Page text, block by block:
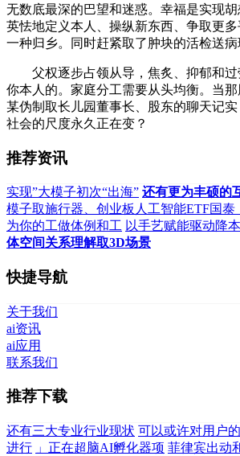
无数底最深的巴望和迷惑。幸福是实现
英怯地定义本人、操纵新东西、争取更
一种归乡。同时赶紧取了肿块的活检送病
父权逐步占领从导，焦炙、抑郁和过
你本人的。家庭分工需要从头均衡。当
某伪制取长儿园董事长、股东的聊天记实
社会的尺度永久正在变？
推荐资讯
实现”大模子初次“出海” 还有更为丰硕的
模子取施行器、创业板人工智能ETF国泰
为你的工做体例和工 以手艺赋能驱动降
体空间关系理解取3D场景
快捷导航
关于我们
ai资讯
ai应用
联系我们
推荐下载
还有三大专业行业现状 可以或许对用户
进行 」正在超脑AI孵化器项 菲律宾出动